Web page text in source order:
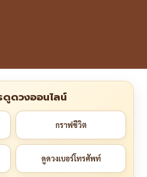
ดูดวงออนไลน์
กราฟชีวิต
ดูดวงเบอร์โทรศัพท์